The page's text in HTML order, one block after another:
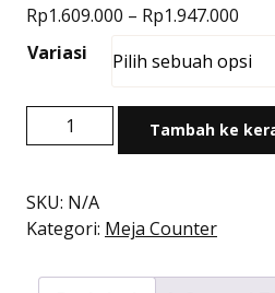
Rp1.609.000 – Rp1.947.000
Variasi
Kuantitas
Meja
Kayu
Minimalis
Tambah ke
SKU: N/A
Kategori: Meja Counter